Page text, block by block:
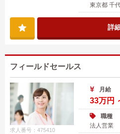
東京都 千
詳
フィールドセールス
求人番号：475410
月給
33万円
職種
法人営業